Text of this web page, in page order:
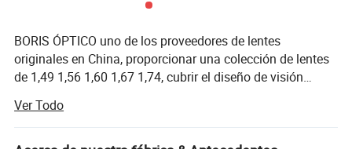
BORIS ÓPTICO uno de los proveedores de lentes
originales en China, proporcionar una colección de lentes
de 1,49 1,56 1,60 1,67 1,74, cubrir el diseño de visión
series fotocrómicas, como foto corte azul, foto bifocal,
foto progresivo, foto corte azul progresivo, Y RX Lab Lens,
Ver Todo